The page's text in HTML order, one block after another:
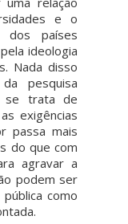
e o
dos países
ideologia
Nada disso
pesquisa
se trata de
exigências
passa mais
do que com
agravar a
podem ser
como